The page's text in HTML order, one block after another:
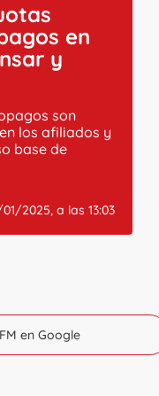
en
y
son
los afiliados y
base de
01/2025, a las 13:03
en Google